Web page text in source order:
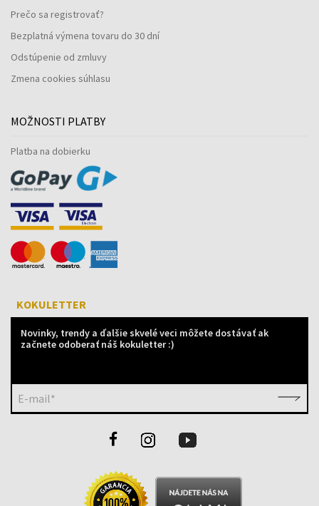
Prečo sa registrovať?
Bezplatná výmena tovaru do 30 dní
Odstúpenie od zmluvy
Zmena cookies súhlasu
MOŽNOSTI PLATBY
Platba na dobierku
KOKULETTER
Novinky, trendy a ďalšie skvelé veci môžete dostávať ak
začnete odoberať náš kokuletter :)
E-mail*